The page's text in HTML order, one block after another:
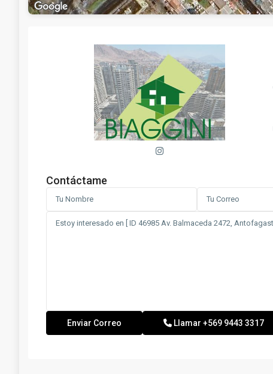
Contáctame
Llamar +569 9443 3317